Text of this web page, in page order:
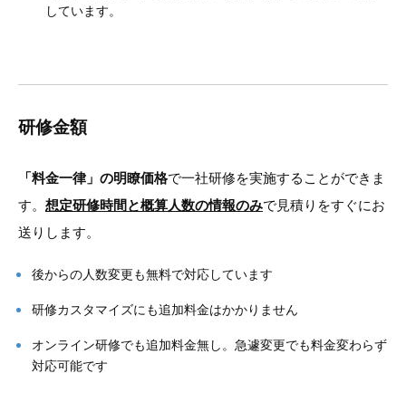
しています。
研修金額
「料金一律」の明瞭価格で一社研修を実施することができま
す。 想定研修時間と概算人数の情報のみで見積りをすぐにお
送りします。
後からの人数変更も無料で対応しています
研修カスタマイズにも追加料金はかかりません
オンライン研修でも追加料金無し。急遽変更でも料金変わらず
対応可能です